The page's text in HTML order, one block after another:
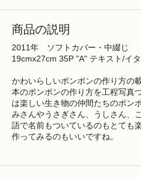
商品の説明
2011年 ソフトカバー・中綴じ
19cmx27cm 35P "A" テキスト/イ
かわいらしいポンポンの作り方の
本のポンポンの作り方を工程写真
は楽しい生き物の仲間たちのポン
みさんやうさぎさん、うしさん、
語で名前もついているのもとても
作ってみるのもいいですね。